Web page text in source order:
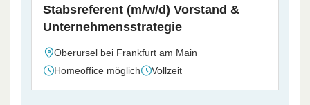
Stabsreferent (m/w/d) Vorstand &
Unternehmensstrategie
Oberursel bei Frankfurt am Main
Homeoffice möglich
Vollzeit